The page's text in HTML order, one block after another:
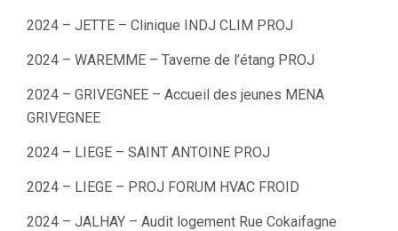
2024 – JETTE – Clinique INDJ CLIM PROJ
2024 – WAREMME – Taverne de l’étang PROJ
2024 – GRIVEGNEE – Accueil des jeunes MENA
GRIVEGNEE
2024 – LIEGE – SAINT ANTOINE PROJ
2024 – LIEGE – PROJ FORUM HVAC FROID
2024 – JALHAY – Audit logement Rue Cokaifagne